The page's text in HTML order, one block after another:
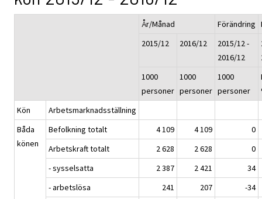
År/Månad Förändring
2015/12
2016/12
2015/12 -
2016/12
1000
personer
1000
personer
1000
personer
Kön
Arbetsmarknadsställning
Båda
könen
Befolkning totalt 4 109 4 109
0
Arbetskraft totalt
2 628 2 628
0
- sysselsatta
2 387 2 421
34
- arbetslösa
241 207
-34